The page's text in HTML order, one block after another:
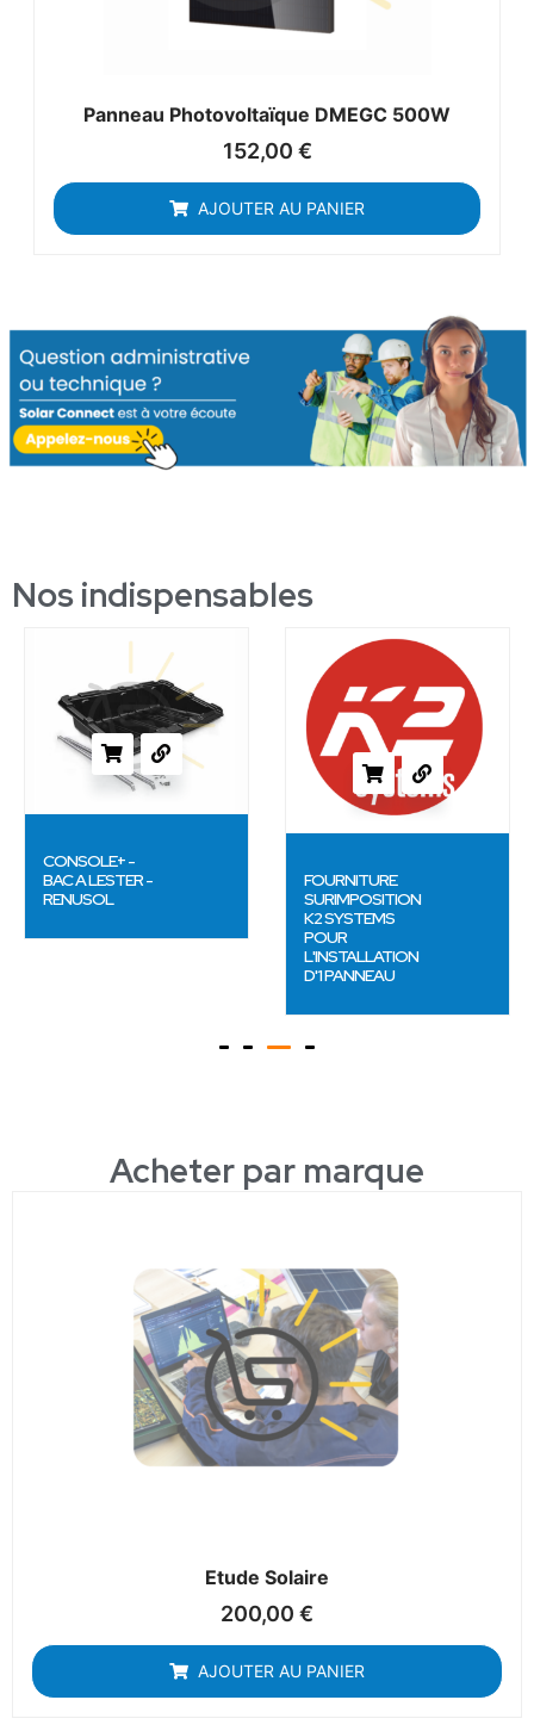
Panneau Photovoltaïque DMEGC 500W
152,00 €
AJOUTER AU PANIER
Nos indispensables
CONSOLE+ -
BAC A LESTER -
RENUSOL
FOURNITURE
SURIMPOSITION
K2 SYSTEMS
POUR
L'INSTALLATION
D'1 PANNEAU
Acheter par marque
Etude Solaire
200,00 €
AJOUTER AU PANIER